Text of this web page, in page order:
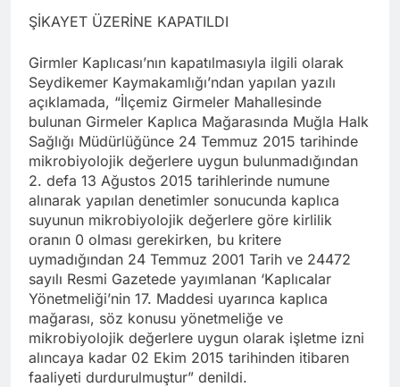
ŞİKAYET ÜZERİNE KAPATILDI
Girmler Kaplıcası’nın kapatılmasıyla ilgili olarak
Seydikemer Kaymakamlığı’ndan yapılan yazılı
açıklamada, “İlçemiz Girmeler Mahallesinde
bulunan Girmeler Kaplıca Mağarasında Muğla Halk
Sağlığı Müdürlüğünce 24 Temmuz 2015 tarihinde
mikrobiyolojik değerlere uygun bulunmadığından
2. defa 13 Ağustos 2015 tarihlerinde numune
alınarak yapılan denetimler sonucunda kaplıca
suyunun mikrobiyolojik değerlere göre kirlilik
oranın 0 olması gerekirken, bu kritere
uymadığından 24 Temmuz 2001 Tarih ve 24472
sayılı Resmi Gazetede yayımlanan ‘Kaplıcalar
Yönetmeliği’nin 17. Maddesi uyarınca kaplıca
mağarası, söz konusu yönetmeliğe ve
mikrobiyolojik değerlere uygun olarak işletme izni
alıncaya kadar 02 Ekim 2015 tarihinden itibaren
faaliyeti durdurulmuştur” denildi.